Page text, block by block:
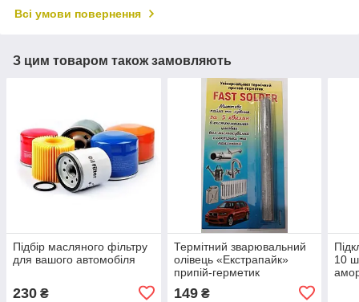
Всі умови повернення
З цим товаром також замовляють
Підбір масляного фільтру
для вашого автомобіля
230 ₴
Термітний зварювальний
олівець «Екстрапайк»
припій-герметик
149₴
10